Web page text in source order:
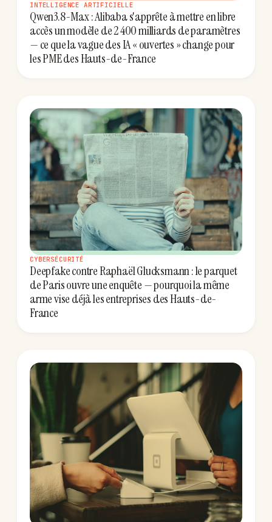
INTELLIGENCE ARTIFICIELLE
Qwen3.8-Max : Alibaba s'apprête à mettre en libre
accès un modèle de 2 400 milliards de paramètres
— ce que la vague des IA « ouvertes » change pour
les PME des Hauts-de-France
CYBERSÉCURITÉ
Deepfake contre Raphaël Glucksmann : le parquet
de Paris ouvre une enquête — pourquoi la même
arme vise déjà les entreprises des Hauts-de-
France